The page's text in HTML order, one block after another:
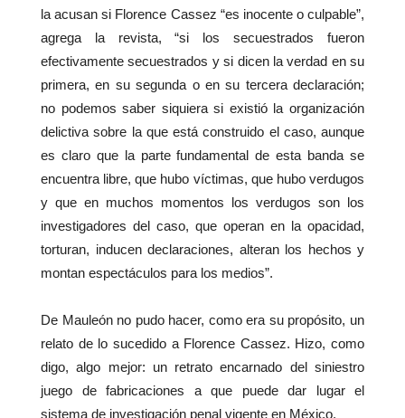
la acusan si Florence Cassez “es inocente o culpable”,
agrega la revista, “si los secuestrados fueron
efectivamente secuestrados y si dicen la verdad en su
primera, en su segunda o en su tercera declaración;
no podemos saber siquiera si existió la organización
delictiva sobre la que está construido el caso, aunque
es claro que la parte fundamental de esta banda se
encuentra libre, que hubo víctimas, que hubo verdugos
y que en muchos momentos los verdugos son los
investigadores del caso, que operan en la opacidad,
torturan, inducen declaraciones, alteran los hechos y
montan espectáculos para los medios”.
De Mauleón no pudo hacer, como era su propósito, un
relato de lo sucedido a Florence Cassez. Hizo, como
digo, algo mejor: un retrato encarnado del siniestro
juego de fabricaciones a que puede dar lugar el
sistema de investigación penal vigente en México.